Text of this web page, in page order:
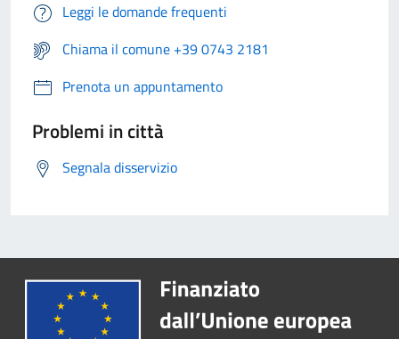
Leggi le domande frequenti
Chiama il comune +39 0743 2181
Prenota un appuntamento
Problemi in città
Segnala disservizio